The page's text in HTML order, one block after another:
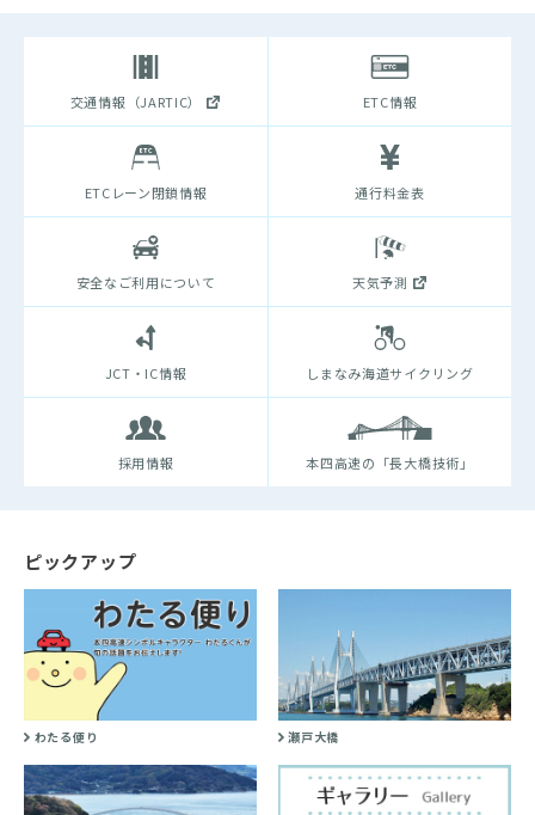
交通情報（JARTIC） ETC情報
ETCレーン閉鎖情報 通行料金表
安全なご利用について 天気予測
JCT・IC情報 しまなみ海道サイクリング
採用情報 本四高速の「長大橋技術」
ピックアップ
わたる便り 瀬戸大橋